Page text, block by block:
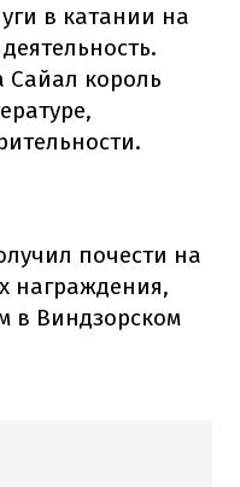
в катании на
Сайал король
почести на
награждения,
в Виндзорском